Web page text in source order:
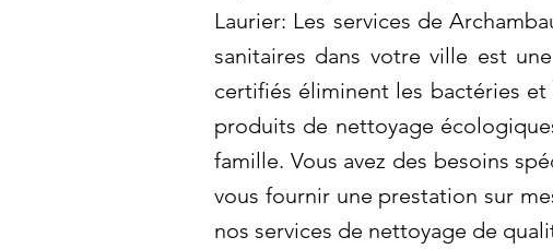
Laurier: Les services de
sanitaires dans votre ville est
certifiés éliminent les bactéries
produits de nettoyage
famille. Vous avez des besoins
vous fournir une prestation sur
nos services de nettoyage de